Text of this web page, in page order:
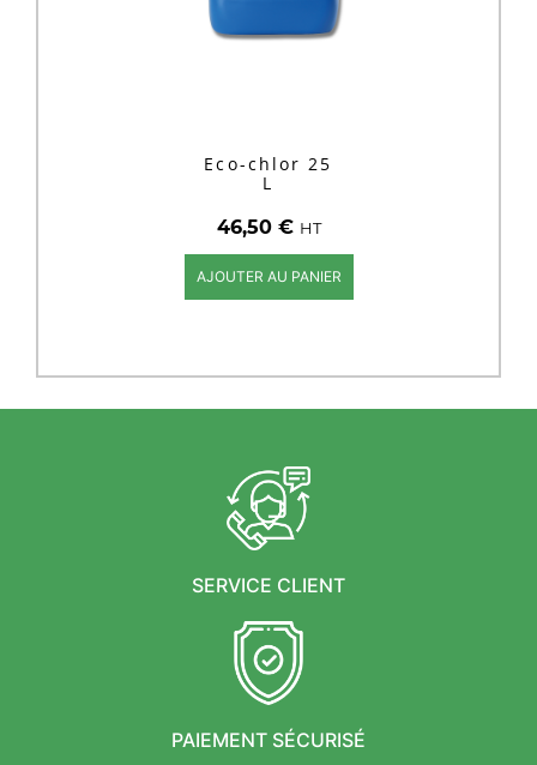
Eco-chlor 25
L
46,50 € HT
AJOUTER AU PANIER
SERVICE CLIENT
PAIEMENT SÉCURISÉ